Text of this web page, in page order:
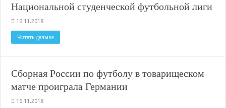
Национальной студенческой футбольной лиги
16.11.2018
Читать дальше
Сборная России по футболу в товарищеском
матче проиграла Германии
16.11.2018